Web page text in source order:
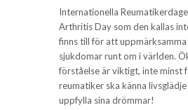
Internationella
Arthritis Day som den kallas
finns till för att
sjukdomar runt om i världen.
förståelse är viktigt, inte minst
reumatiker ska känna livsglädje
uppfylla sina drömmar!